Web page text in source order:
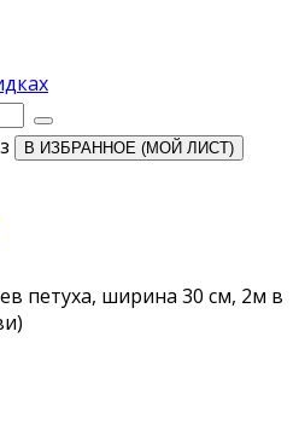
В ИЗБРАННОЕ (МОЙ ЛИСТ)
петуха, ширина 30 см, 2м в